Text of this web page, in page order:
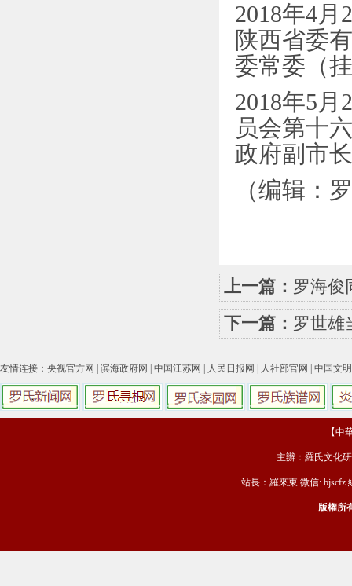
2018年4
陕西省委
委常委（
2018年5
员会第十
政府副市
（编辑：
上一篇： 罗海俊
下一篇： 罗世雄
友情连接： 央视官方网 滨海政府网 中国江苏网 人民日报网 人社部官网 中国文
【中
主辦：羅氏文化
站長：羅來東 微信: bjscfz
版權所